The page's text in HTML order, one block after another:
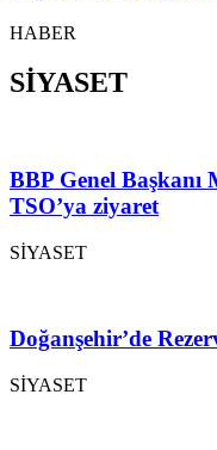
HABER
SİYASET
BBP Genel Başkanı
TSO’ya ziyaret
SİYASET
Doğanşehir’de
SİYASET